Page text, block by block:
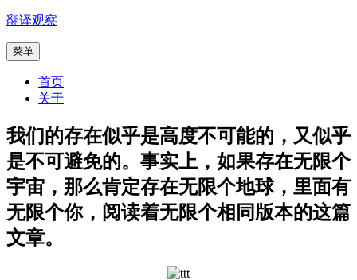
跳
内
翻译观察
菜单
首页
关于
我们的存在似乎是高度不可能的，又似乎
是不可避免的。事实上，如果存在无限个
宇宙，那么肯定存在无限个地球，里面有
无限个你，阅读着无限个相同版本的这篇
文章。